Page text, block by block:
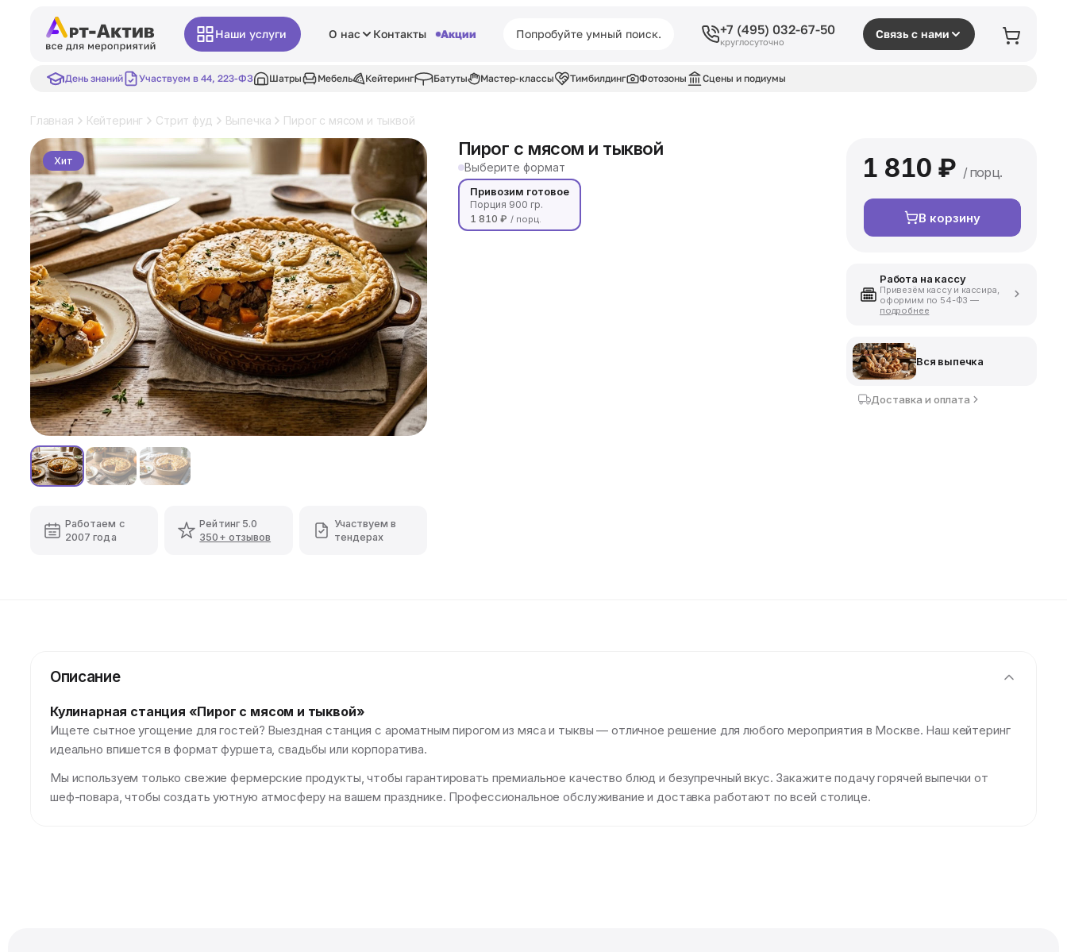
Наши услуги О нас Контакты Акции +7 (495) 032-67-50
круглосуточно
Связь с нами
День знаний Участвуем в 44, 223-ФЗ Шатры Мебель Кейтеринг Батуты Мастер-классы Тимбилдинг Фотозоны Сцены и подиумы
Главная Кейтеринг Стрит фуд Выпечка Пирог с мясом и тыквой
Хит
Работаем с
2007 года
Рейтинг 5.0
350+ отзывов
Участвуем в
тендерах
Пирог с мясом и тыквой
Выберите формат
Привозим готовое
Порция 900 гр.
1 810 ₽ / порц.
1 810 ₽ / порц.
В корзину
Работа на кассу
Привезём кассу и кассира,
оформим по 54-ФЗ —
подробнее
Вся выпечка
Доставка и оплата
Описание
Кулинарная станция «Пирог с мясом и тыквой»
Ищете сытное угощение для гостей? Выездная станция с ароматным пирогом из мяса и тыквы — отличное решение для любого мероприятия в Москве. Наш кейтеринг
идеально впишется в формат фуршета, свадьбы или корпоратива.
Мы используем только свежие фермерские продукты, чтобы гарантировать премиальное качество блюд и безупречный вкус. Закажите подачу горячей выпечки от
шеф-повара, чтобы создать уютную атмосферу на вашем празднике. Профессиональное обслуживание и доставка работают по всей столице.